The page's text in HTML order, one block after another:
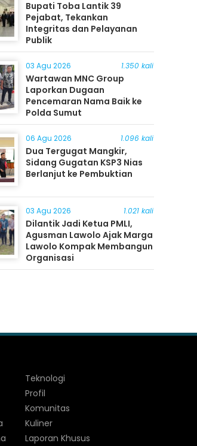
Bupati Toba Lantik 39
Pejabat, Tekankan
Integritas dan Pelayanan
Publik
03 Agu 2026 1.350 kali
Wartawan MNC Group
Laporkan Dugaan
Pencemaran Nama Baik ke
Polda Sumut
06 Agu 2026 1.096 kali
Dua Tergugat Mangkir,
Sidang Gugatan KSP3 Nias
Berlanjut ke Pembuktian
03 Agu 2026 1.021 kali
Dilantik Jadi Ketua PMLI,
Agusman Lawolo Ajak Marga
Lawolo Kompak Membangun
Organisasi
Teknologi
Profil
Komunitas
Kuliner
Laporan Khusus